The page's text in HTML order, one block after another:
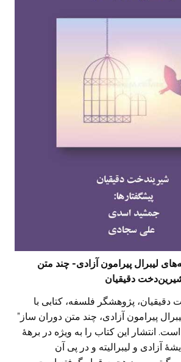
لیبرال پیرامون آزادی- چند متن
دقیقیان
دقیقیان، پژوهشگر فلسفه، کتابی با
پیرامون آزادی، چند متن دوران ساز”
انتشار این کتاب را به ویژه در برهۀ
آزادی و لیبرالیته و در پی آن